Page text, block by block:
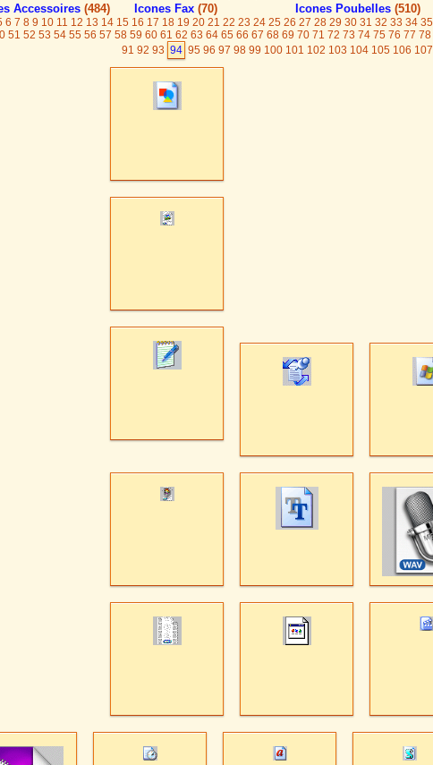
Accessoires (484)
Icones Fax (70)
Icones Poubelles (510)
6 7 8 9 10 11 12 13 14 15 16 17 18 19 20 21 22 23 24 25 26 27 28 29 30 31 32 33 34 35
51 52 53 54 55 56 57 58 59 60 61 62 63 64 65 66 67 68 69 70 71 72 73 74 75 76 77 78
91 92 93 94 95 96 97 98 99 100 101 102 103 104 105 106 107